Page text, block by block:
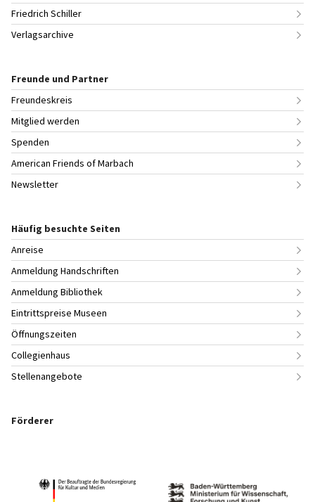
Friedrich Schiller
Verlagsarchive
Freunde und Partner
Freundeskreis
Mitglied werden
Spenden
American Friends of Marbach
Newsletter
Häufig besuchte Seiten
Anreise
Anmeldung Handschriften
Anmeldung Bibliothek
Eintrittspreise Museen
Öffnungszeiten
Collegienhaus
Stellenangebote
Förderer